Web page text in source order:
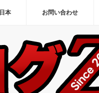
本 お問い合わせ